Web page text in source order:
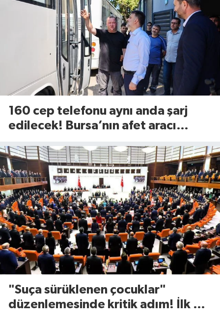
160 cep telefonu aynı anda şarj
edilecek! Bursa’nın afet aracı
"Suça sürüklenen çocuklar"
düzenlemesinde kritik adım! İlk 2